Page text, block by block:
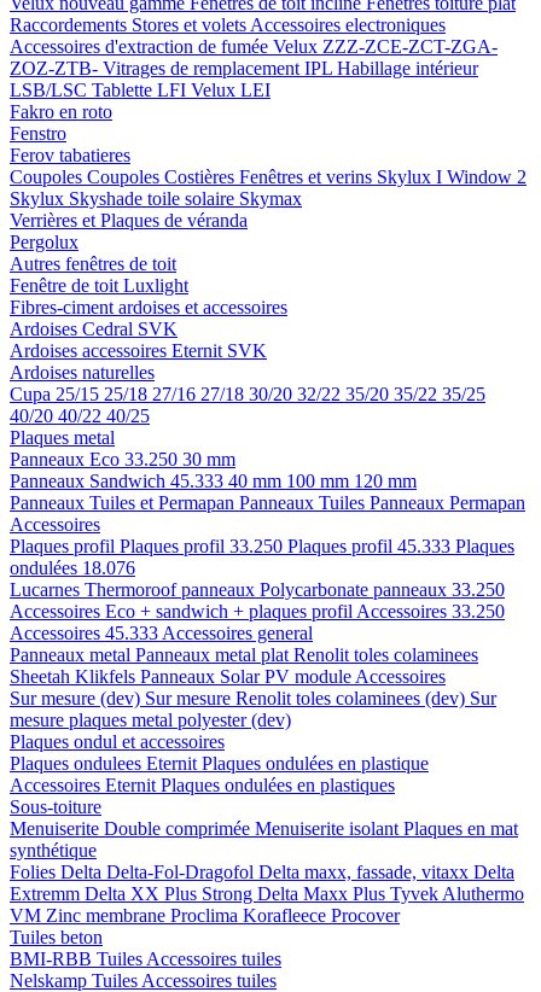
Raccordements Stores et volets Accessoires electroniques
Accessoires d'extraction de fumée Velux ZZZ-ZCE-ZCT-ZGA-
ZOZ-ZTB- Vitrages de remplacement IPL Habillage intérieur
LSB/LSC Tablette LFI Velux LEI
Fakro en roto
Fenstro
Ferov tabatieres
Coupoles Coupoles Costières Fenêtres et verins Skylux I Window 2
Skylux Skyshade toile solaire Skymax
Verrières et Plaques de véranda
Pergolux
Autres fenêtres de toit
Fenêtre de toit Luxlight
Fibres-ciment ardoises et accessoires
Ardoises Cedral SVK
Ardoises accessoires Eternit SVK
Ardoises naturelles
Cupa 25/15 25/18 27/16 27/18 30/20 32/22 35/20 35/22 35/25
40/20 40/22 40/25
Plaques metal
Panneaux Eco 33.250 30 mm
Panneaux Sandwich 45.333 40 mm 100 mm 120 mm
Panneaux Tuiles et Permapan Panneaux Tuiles Panneaux Permapan
Accessoires
Plaques profil Plaques profil 33.250 Plaques profil 45.333 Plaques
ondulées 18.076
Lucarnes Thermoroof panneaux Polycarbonate panneaux 33.250
Accessoires Eco + sandwich + plaques profil Accessoires 33.250
Accessoires 45.333 Accessoires general
Panneaux metal Panneaux metal plat Renolit toles colaminees
Sheetah Klikfels Panneaux Solar PV module Accessoires
Sur mesure (dev) Sur mesure Renolit toles colaminees (dev) Sur
mesure plaques metal polyester (dev)
Plaques ondul et accessoires
Plaques ondulees Eternit Plaques ondulées en plastique
Accessoires Eternit Plaques ondulées en plastiques
Sous-toiture
Menuiserite Double comprimée Menuiserite isolant Plaques en mat
synthétique
Folies Delta Delta-Fol-Dragofol Delta maxx, fassade, vitaxx Delta
Extremm Delta XX Plus Strong Delta Maxx Plus Tyvek Aluthermo
VM Zinc membrane Proclima Korafleece Procover
Tuiles beton
BMI-RBB Tuiles Accessoires tuiles
Nelskamp Tuiles Accessoires tuiles